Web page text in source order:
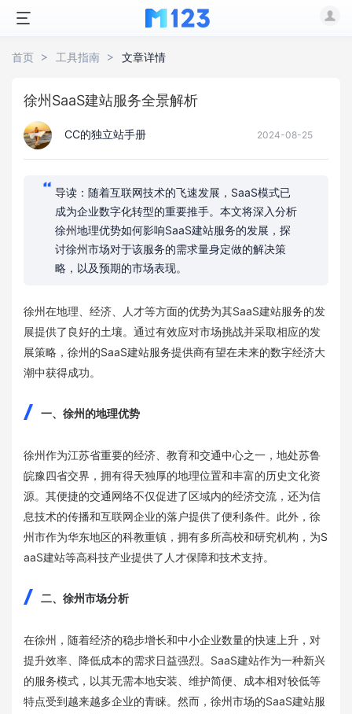
首页 工具指南 文章详情
徐州SaaS建站服务全景解析
CC的独立站手册 2024-08-25
导读：随着互联网技术的飞速发展，SaaS模式已
成为企业数字化转型的重要推手。本文将深入分析
徐州地理优势如何影响SaaS建站服务的发展，探
讨徐州市场对于该服务的需求量身定做的解决策
略，以及预期的市场表现。
徐州在地理、经济、人才等方面的优势为其SaaS建站服务的发
展提供了良好的土壤。通过有效应对市场挑战并采取相应的发
展策略，徐州的SaaS建站服务提供商有望在未来的数字经济大
潮中获得成功。
一、徐州的地理优势
徐州作为江苏省重要的经济、教育和交通中心之一，地处苏鲁
皖豫四省交界，拥有得天独厚的地理位置和丰富的历史文化资
源。其便捷的交通网络不仅促进了区域内的经济交流，还为信
息技术的传播和互联网企业的落户提供了便利条件。此外，徐
州市作为华东地区的科教重镇，拥有多所高校和研究机构，为S
aaS建站等高科技产业提供了人才保障和技术支持。
二、徐州市场分析
在徐州，随着经济的稳步增长和中小企业数量的快速上升，对
提升效率、降低成本的需求日益强烈。SaaS建站作为一种新兴
的服务模式，以其无需本地安装、维护简便、成本相对较低等
特点受到越来越多企业的青睐。然而，徐州市场的SaaS建站服